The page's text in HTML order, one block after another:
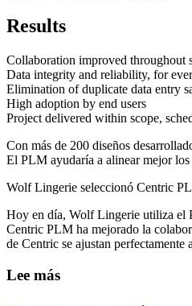
Results
Collaboration improved throughout
Data integrity and reliability, for
Elimination of duplicate data entry
High adoption by end users
Project delivered within scope,
Con más de 200 diseños
El PLM ayudaría a alinear mejor los
Wolf Lingerie seleccionó Centric
Hoy en día, Wolf Lingerie utiliza el
Centric PLM ha mejorado la
de Centric se ajustan
Lee más